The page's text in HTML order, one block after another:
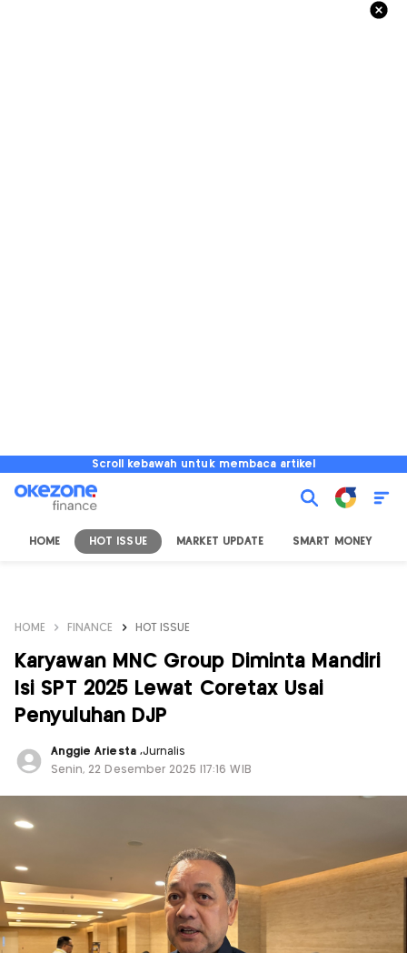
Scroll kebawah untuk membaca artikel
HOME HOT ISSUE MARKET UPDATE SMART MONEY
HOME FINANCE HOT ISSUE
Karyawan MNC Group Diminta Mandiri
Isi SPT 2025 Lewat Coretax Usai
Penyuluhan DJP
Anggie Ariesta ,Jurnalis
Senin, 22 Desember 2025 |17:16 WIB